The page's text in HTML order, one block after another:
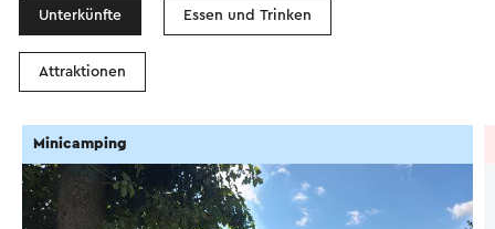
Unterkünfte Essen und Trinken
Attraktionen
Minicamping